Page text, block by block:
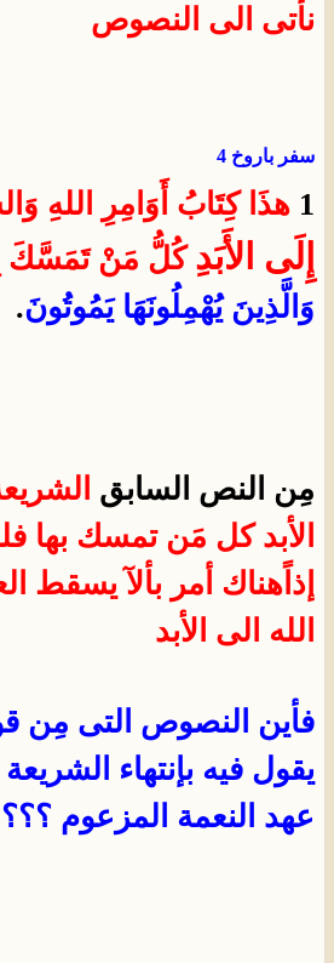
نأتى الى النصوص
سفر باروخ 4
1 هذَا كِتَابُ أَوَامِرِ اللهِ
إِلَى الأَبَدِ كُلُّ مَنْ تَمَسَّكَ
وَالَّذِينَ يُهْمِلُونَهَا يَمُوتُونَ.
مِن النص السابق
الأبد كل مَن تمسك بها
إذاًهناك أمر بألآ يسقط
الله الى الأبد
فأين النصوص التى مِن
يقول فيه بإنتهاء
عهد النعمة المزعوم ؟؟؟